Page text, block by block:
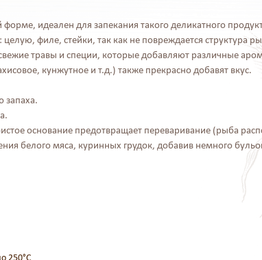
идеален для запекания такого деликатного
филе, стейки, так как не повреждается структура
травы и специи, которые добавляют различные
кунжутное и т.д.) также прекрасно добавят вкус.
запаха.
основание предотвращает переваривание (рыба
белого мяса, куринных грудок, добавив немного
250°C